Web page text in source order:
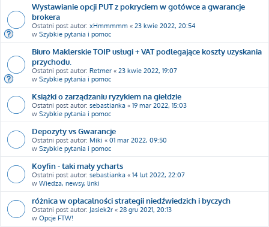
Wystawianie opcji PUT z pokryciem w gotówce a gwarancje
brokera
Ostatni post autor: xHmmmmm « 23 kwie 2022, 20:54
w Szybkie pytania i pomoc
Biuro Maklerskie TOIP usługi + VAT podlegające koszty uzyskania
przychodu.
Ostatni post autor: Retmer « 23 kwie 2022, 19:07
w Szybkie pytania i pomoc
Książki o zarządzaniu ryzykiem na giełdzie
Ostatni post autor: sebastianka « 19 mar 2022, 15:03
w Szybkie pytania i pomoc
Depozyty vs Gwarancje
Ostatni post autor: Miki « 01 mar 2022, 09:50
w Szybkie pytania i pomoc
Koyfin - taki mały ycharts
Ostatni post autor: sebastianka « 14 lut 2022, 22:07
w Wiedza, newsy, linki
różnica w opłacalności strategii niedźwiedzich i byczych
Ostatni post autor: Jasiek2r « 28 gru 2021, 20:13
w Opcje FTW!